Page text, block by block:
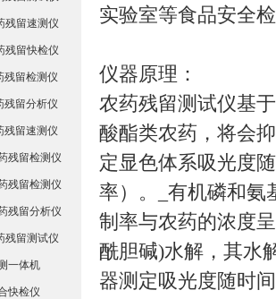
残留速测仪
残留快检仪
残留检测仪
残留分析仪
残留速测仪
残留检测仪
残留检测仪
残留分析仪
残留测试仪
一体机
快检仪
实验室等食品安全
仪器原理：
农药残留测试仪基
酸酯类农药，将会
定显色体系吸光度
率）。_有机磷和氨
制率与农药的浓度
酰胆碱)水解，其水
器测定吸光度随时